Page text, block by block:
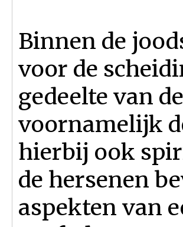
Binnen de
voor de
gedeelte van
voornamelijk
hierbij ook
de hersenen
aspekten van